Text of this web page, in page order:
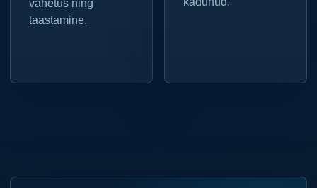
vahetus ning
taastamine.